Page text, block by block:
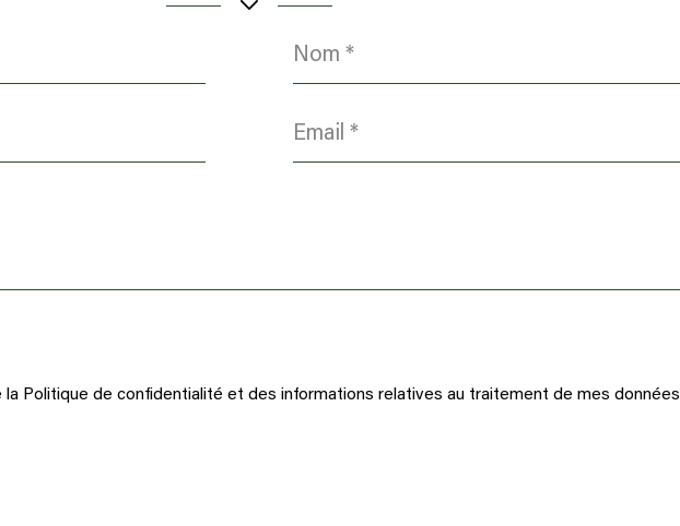
Nom
Email
la Politique de confidentialité et des informations relatives au traitement de mes données